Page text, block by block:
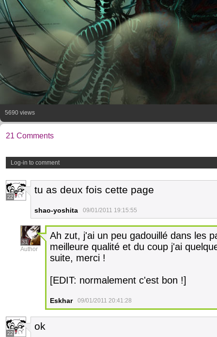
5690 views
21 Comments
Log-in to comment
22
tu as deux fois cette page
shao-yoshita 09/01/2011 19:15:55
31
Author
Ah zut, j'ai un peu gadouillé dans les
meilleure qualité et du coup j'ai
suite, merci !
[EDIT: normalement c'est bon !]
Eskhar 09/01/2011 20:41:28
22
ok